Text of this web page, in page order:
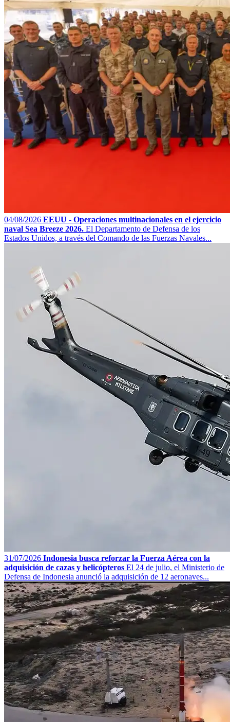
04/08/2026 EEUU - Operaciones multinacionales en el ejercicio
naval Sea Breeze 2026. El Departamento de Defensa de los
Estados Unidos, a través del Comando de las Fuerzas Navales...
31/07/2026 Indonesia busca reforzar la Fuerza Aérea con la
adquisición de cazas y helicópteros El 24 de julio, el Ministerio de
Defensa de Indonesia anunció la adquisición de 12 aeronaves...